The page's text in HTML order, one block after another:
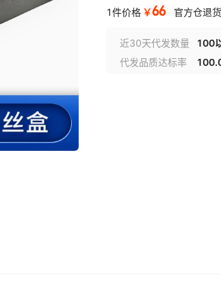
1件价格 ￥66 官方仓退货
近30天代发数量 100
代发品质达标率